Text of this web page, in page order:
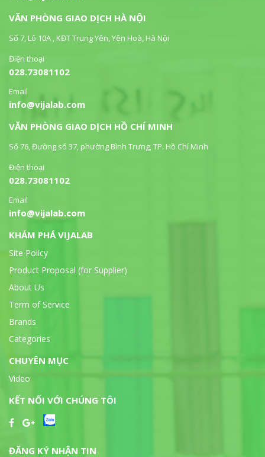
VĂN PHÒNG GIAO DỊCH HÀ NỘI
Số 7, Lô 10A , KĐT Trung Yên, Yên Hoà, Hà Nội
Điện thoại
028.73081102
Email
info@vijalab.com
VĂN PHÒNG GIAO DỊCH HỒ CHÍ MINH
Số 76, Đường số 37, phường Bình Trưng, TP. Hồ Chí Minh
Điện thoại
028.73081102
Email
info@vijalab.com
KHÁM PHÁ VIJALAB
Site Policy
Product Proposal (for Supplier)
About Us
Term of Service
Brands
Categories
CHUYÊN MỤC
Video
KẾT NỐI VỚI CHÚNG TÔI
ĐĂNG KÝ NHẬN TIN